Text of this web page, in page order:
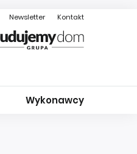
Newsletter Kontakt
Wykonawcy